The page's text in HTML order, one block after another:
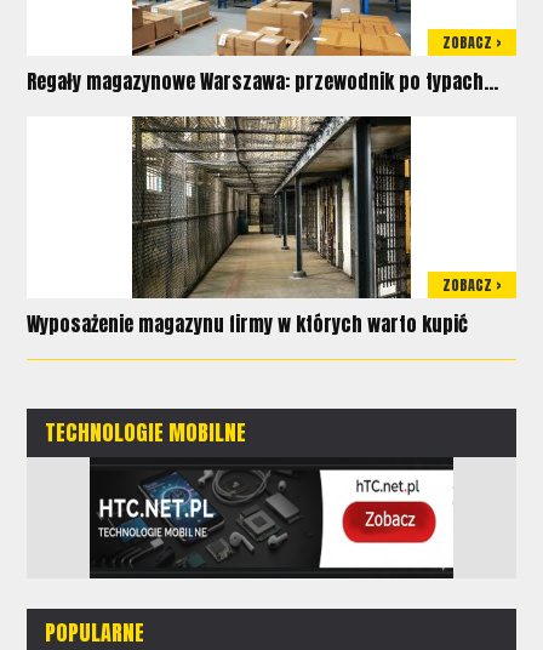
ZOBACZ >
Regały magazynowe Warszawa: przewodnik po typach...
ZOBACZ >
Wyposażenie magazynu firmy w których warto kupić
TECHNOLOGIE MOBILNE
POPULARNE